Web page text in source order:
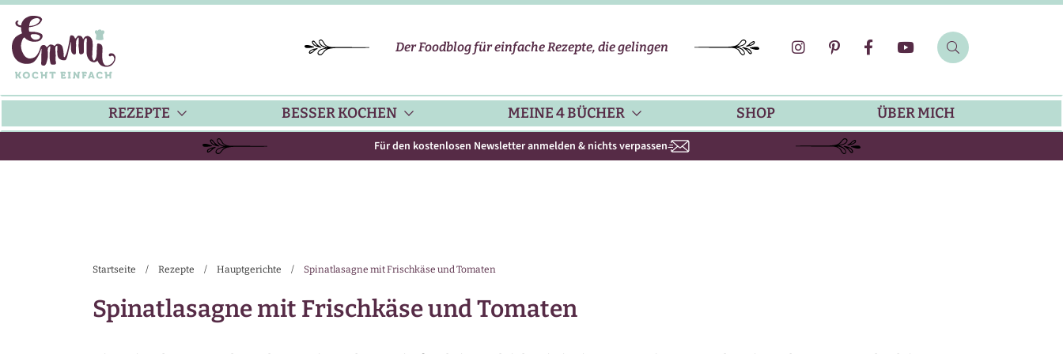
Der Foodblog für einfache Rezepte, die gelingen
REZEPTE
SALATE
BESSER KOCHEN MEINE 4 BÜCHER SHOP ÜBER MICH
Für den kostenlosen Newsletter anmelden & nichts verpassen
Startseite / Rezepte / Hauptgerichte / Spinatlasagne mit Frischkäse und Tomaten
Spinatlasagne mit Frischkäse und Tomaten